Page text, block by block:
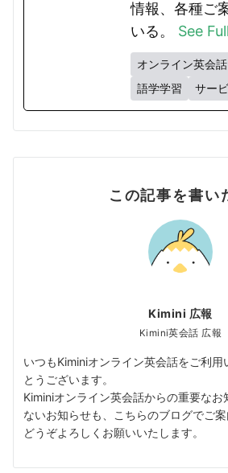
情報、各種ご
いる。 See
オンライン英会話
語学学習
サー
この記事を書い
Kimini 広報
Kimini英会話 広報
いつもKiminiオンライン英会話をご利
とうございます。
Kiminiオンライン英会話からの重要な
ないお知らせも、こちらのブログでご案
どうぞよろしくお願いいたします。